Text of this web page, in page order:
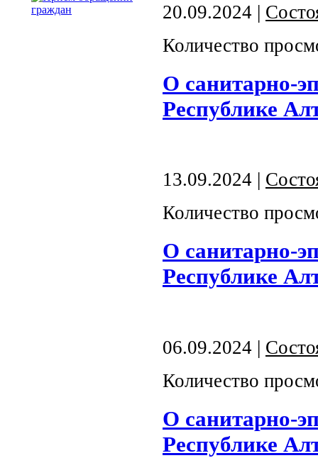
20.09.2024 |
Количество
О санитарно-
Республике
13.09.2024 |
Количество
О санитарно-
Республике
06.09.2024 |
Количество
О санитарно-
Республике